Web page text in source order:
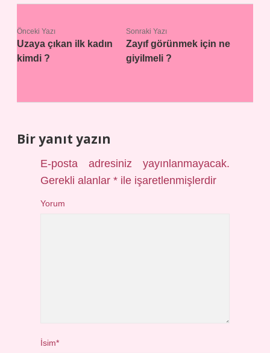
Önceki Yazı
Uzaya çıkan ilk kadın
kimdi ?
Sonraki Yazı
Zayıf görünmek için ne
giyilmeli ?
Bir yanıt yazın
E-posta adresiniz yayınlanmayacak.
Gerekli alanlar* ile işaretlenmişlerdir
Yorum
İsim*